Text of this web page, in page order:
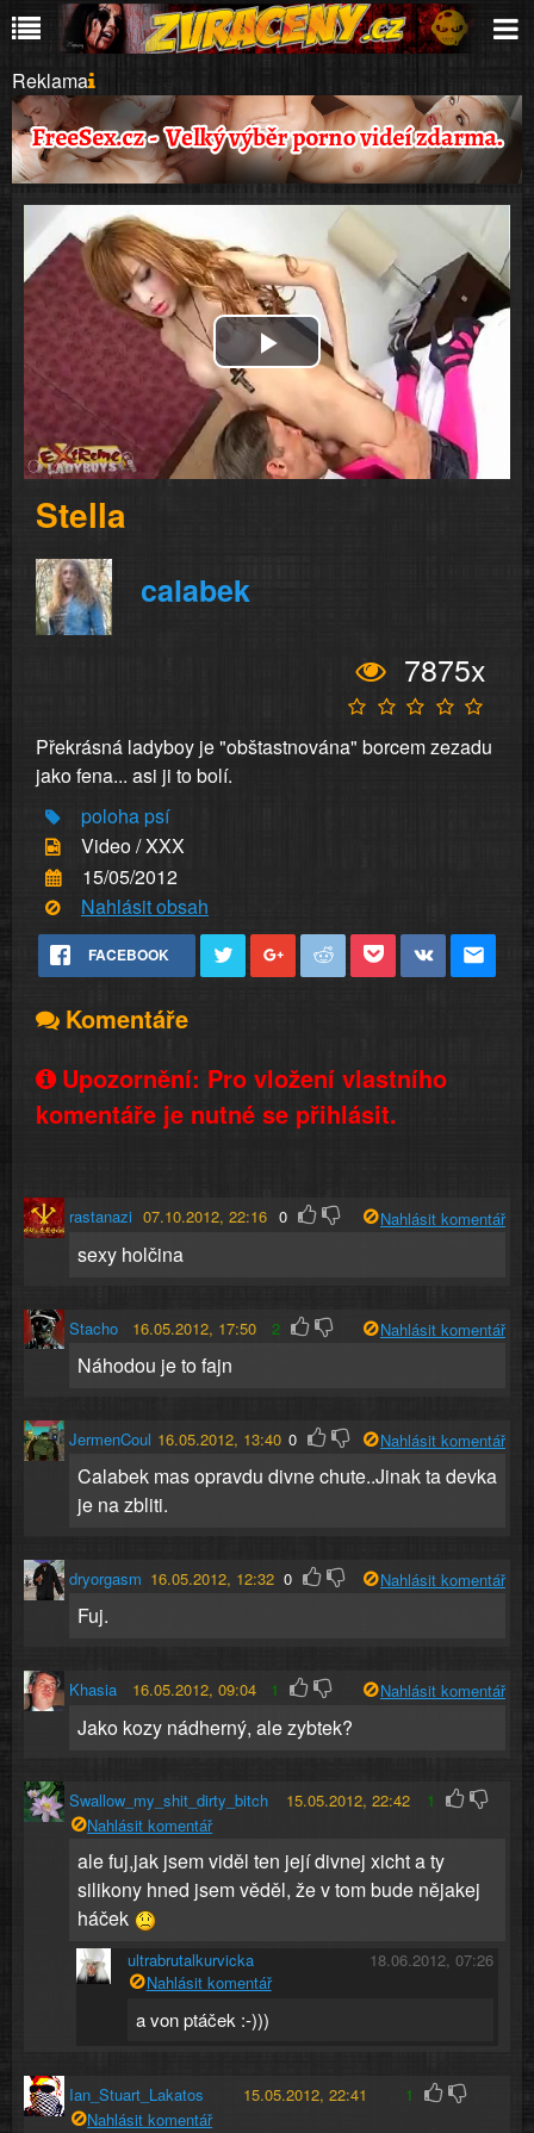
Reklama
Play
Video
Stella
calabek
7875x
Překrásná ladyboy je "obštastnována" borcem zezadu
jako fena... asi ji to bolí.
polohapsí
Video / XXX
15/05/2012
Nahlásit obsah
FACEBOOK
Komentáře
Upozornění: Pro vložení vlastního
komentáře je nutné se přihlásit.
rastanazi 07.10.2012, 22:16 0 Nahlásit komentář
sexy holčina
Stacho 16.05.2012, 17:50 2 Nahlásit komentář
Náhodou je to fajn
JermenCoul 16.05.2012, 13:40 0 Nahlásit komentář
Calabek mas opravdu divne chute..Jinak ta devka
je na zbliti.
dryorgasm 16.05.2012, 12:32 0 Nahlásit komentář
Fuj.
Khasia 16.05.2012, 09:04 1 Nahlásit komentář
Jako kozy nádherný, ale zybtek?
Swallow_my_shit_dirty_bitch 15.05.2012, 22:42
1
Nahlásit komentář
ale fuj,jak jsem viděl ten její divnej xicht a ty
silikony hned jsem věděl, že v tom bude nějakej
háček
ultrabrutalkurvicka
18.06.2012, 07:26
Nahlásit komentář
a von ptáček :-)))
Ian_Stuart_Lakatos 15.05.2012, 22:41
1
Nahlásit komentář